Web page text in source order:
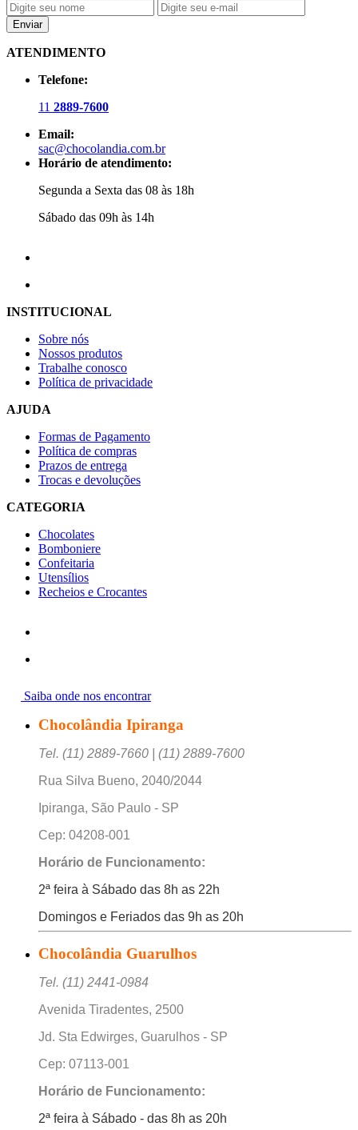
Enviar
ATENDIMENTO
Telefone:
11 2889-7600
Email:
sac@chocolandia.com.br
Horário de atendimento:
Segunda a Sexta das 08 às 18h
Sábado das 09h às 14h
INSTITUCIONAL
Sobre nós
Nossos produtos
Trabalhe conosco
Política de privacidade
AJUDA
Formas de Pagamento
Política de compras
Prazos de entrega
Trocas e devoluções
CATEGORIA
Chocolates
Bomboniere
Confeitaria
Utensílios
Recheios e Crocantes
Saiba onde nos encontrar
Chocolândia Ipiranga
Tel. (11) 2889-7660 | (11) 2889-7600
Rua Silva Bueno, 2040/2044
Ipiranga, São Paulo - SP
Cep: 04208-001
Horário de Funcionamento:
2ª feira à Sábado das 8h as 22h
Domingos e Feriados das 9h as 20h
Chocolândia Guarulhos
Tel. (11) 2441-0984
Avenida Tiradentes, 2500
Jd. Sta Edwirges, Guarulhos - SP
Cep: 07113-001
Horário de Funcionamento:
2ª feira à Sábado - das 8h as 20h